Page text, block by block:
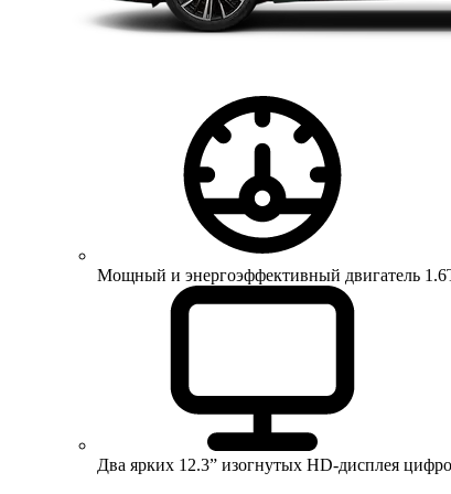
Мощный и энергоэффективный двигатель
Два ярких 12.3” изогнутых HD-дисплея